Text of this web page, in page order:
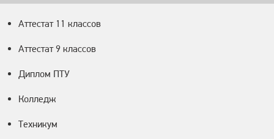
Аттестат 11 классов
Аттестат 9 классов
Диплом ПТУ
Колледж
Техникум